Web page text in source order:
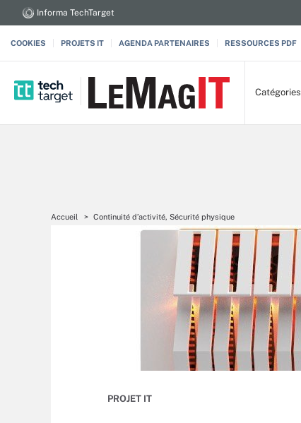
Informa TechTarget
COOKIES PROJETS IT AGENDA PARTENAIRES RESSOURCES PDF
Catégories
Accueil Continuité d’activité, Sécurité physique
PROJET IT